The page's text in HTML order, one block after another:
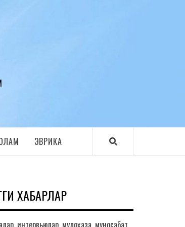
ЭВРИКА
ХАБАРЛАР
интервьюлар, мулоҳаза, муносабат,